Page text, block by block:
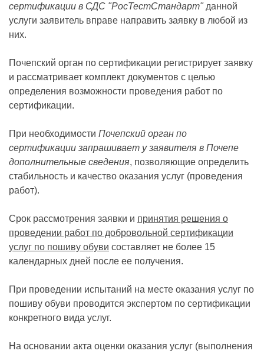
сертификации в СДС "РосТестСтандарт"данной
услуги заявитель вправе направить заявку в любой из
них.
Почепский орган по сертификации регистрирует заявку
и рассматривает комплект документов с целью
определения возможности проведения работ по
сертификации.
При необходимости Почепский орган по
сертификации запрашивает у заявителя в Почепе
дополнительные сведения, позволяющие определить
стабильность и качество оказания услуг (проведения
работ).
Срок рассмотрения заявки и принятия решения о
проведении работ по добровольной сертификации
услуг по пошиву обуви составляет не более 15
календарных дней после ее получения.
При проведении испытаний на месте оказания услуг по
пошиву обуви проводится экспертом по сертификации
конкретного вида услуг.
На основании акта оценки оказания услуг (выполнения